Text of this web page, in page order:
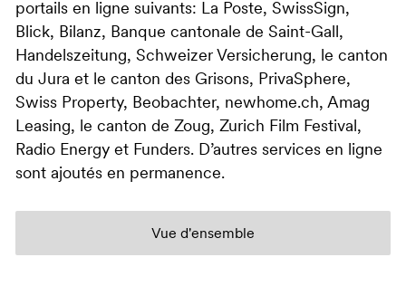
portails en ligne suivants: La Poste, SwissSign,
Blick, Bilanz, Banque cantonale de Saint-Gall,
Handelszeitung, Schweizer Versicherung, le canton
du Jura et le canton des Grisons, PrivaSphere,
Swiss Property, Beobachter, newhome.ch, Amag
Leasing, le canton de Zoug, Zurich Film Festival,
Radio Energy et Funders. D’autres services en ligne
sont ajoutés en permanence.
Vue d'ensemble